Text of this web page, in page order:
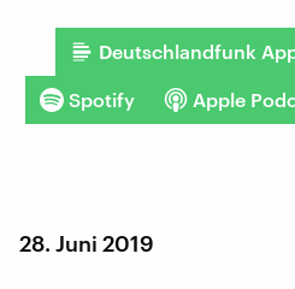
Deutschlandfunk
Spotify Apple
28. Juni 2019